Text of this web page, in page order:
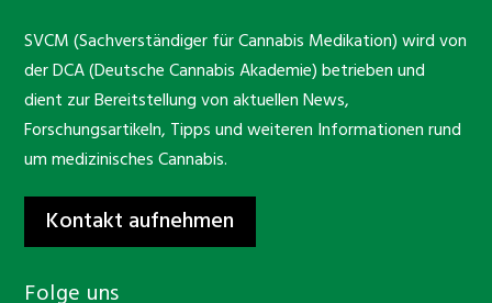
SVCM (Sachverständiger für Cannabis Medikation) wird von
der DCA (Deutsche Cannabis Akademie) betrieben und
dient zur Bereitstellung von aktuellen News,
Forschungsartikeln, Tipps und weiteren Informationen rund
um medizinisches Cannabis.
Kontakt aufnehmen
Folge uns